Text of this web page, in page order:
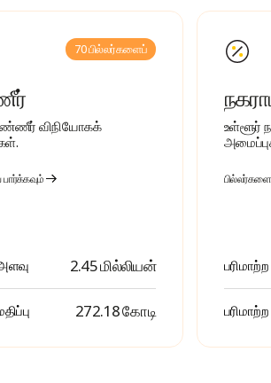
70 பில்லர்களைப்
விநியோகக்
2.45 மில்லியன்
₹ 272.18 கோடி
உள்ளூர்
பரிமாற்ற